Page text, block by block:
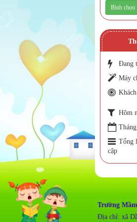
Đang
Máy
Hôm
Tổng
cập
Trường
Địa chỉ: xã